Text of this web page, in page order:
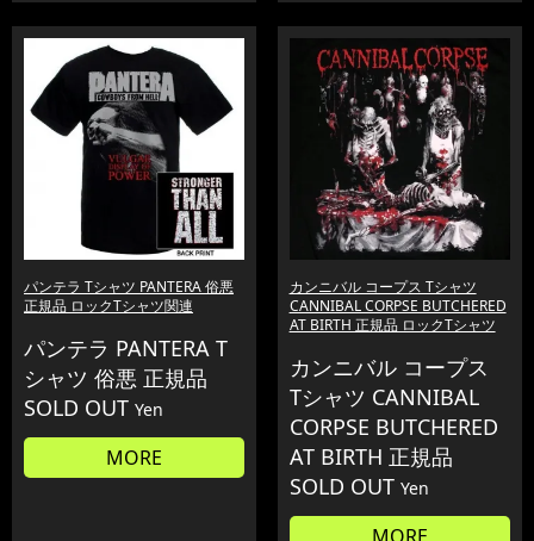
パンテラ Tシャツ PANTERA 俗悪
正規品 ロックTシャツ関連
パンテラ PANTERA T
シャツ 俗悪 正規品
SOLD OUT Yen
MORE
カンニバル コープス Tシャツ
CANNIBAL CORPSE BUTCHERED
AT BIRTH 正規品 ロックTシャツ
カンニバル コープス
Tシャツ CANNIBAL
CORPSE BUTCHERED
AT BIRTH 正規品
SOLD OUT Yen